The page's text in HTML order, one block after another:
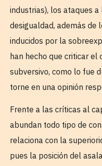
industrias), los ataques
desigualdad, además de
inducidos por la
han hecho que criticar el
subversivo, como lo fue
torne en una opinión
Frente a las críticas al
abundan todo tipo de
relaciona con la
pues la posición del